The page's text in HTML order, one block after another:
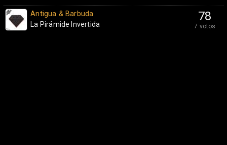
78
7 votos
Antigua & Barbuda
La Pirámide Invertida